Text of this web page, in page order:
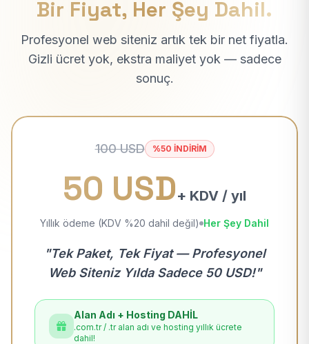
Bir Fiyat, Her Şey Dahil.
Profesyonel web siteniz artık tek bir net fiyatla.
Gizli ücret yok, ekstra maliyet yok — sadece
sonuç.
100 USD %50 İNDİRİM
50 USD+ KDV / yıl
Yıllık ödeme (KDV %20 dahil değil) Her Şey Dahil
"Tek Paket, Tek Fiyat — Profesyonel
Web Siteniz Yılda Sadece 50 USD!"
Alan Adı + Hosting DAHİL
.com.tr / .tr alan adı ve hosting yıllık ücrete
dahil!